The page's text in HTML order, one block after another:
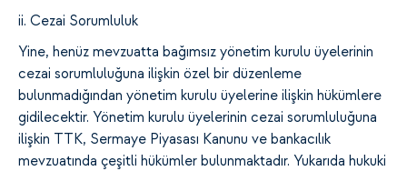
ii. Cezai Sorumluluk
Yine, henüz mevzuatta bağımsız yönetim kurulu üyelerinin
cezai sorumluluğuna ilişkin özel bir düzenleme
bulunmadığından yönetim kurulu üyelerine ilişkin hükümlere
gidilecektir. Yönetim kurulu üyelerinin cezai sorumluluğuna
ilişkin TTK, Sermaye Piyasası Kanunu ve bankacılık
mevzuatında çeşitli hükümler bulunmaktadır. Yukarıda hukuki